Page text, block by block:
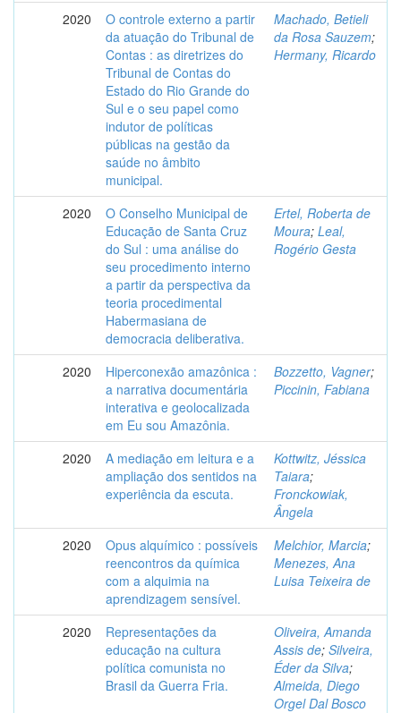
2020
O controle externo a partir
da atuação do Tribunal de
Contas : as diretrizes do
Tribunal de Contas do
Estado do Rio Grande do
Sul e o seu papel como
indutor de políticas
públicas na gestão da
saúde no âmbito
municipal.
Machado, Betieli
da Rosa Sauzem;
Hermany, Ricardo
2020
O Conselho Municipal de
Educação de Santa Cruz
do Sul : uma análise do
seu procedimento interno
a partir da perspectiva da
teoria procedimental
Habermasiana de
democracia deliberativa.
Ertel, Roberta de
Moura; Leal,
Rogério Gesta
2020
Hiperconexão amazônica :
a narrativa documentária
interativa e geolocalizada
em Eu sou Amazônia.
Bozzetto, Vagner;
Piccinin, Fabiana
2020
A mediação em leitura e a
ampliação dos sentidos na
experiência da escuta.
Kottwitz, Jéssica
Taiara;
Fronckowiak,
Ângela
2020
Opus alquímico : possíveis
reencontros da química
com a alquimia na
aprendizagem sensível.
Melchior, Marcia;
Menezes, Ana
Luisa Teixeira de
2020
Representações da
educação na cultura
política comunista no
Brasil da Guerra Fria.
Oliveira, Amanda
Assis de; Silveira,
Éder da Silva;
Almeida, Diego
Orgel Dal Bosco